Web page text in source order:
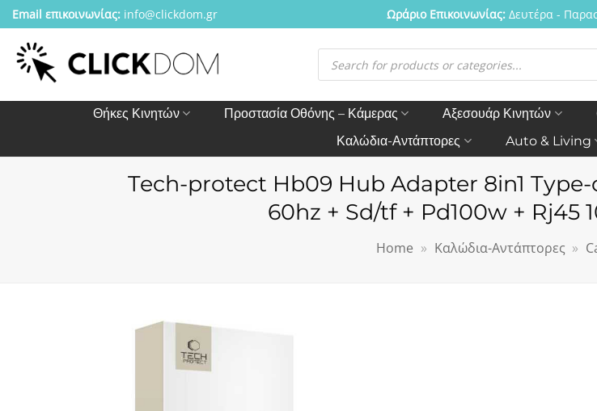
Μετάβαση
στο
περιεχόμενο
Email επικοινωνίας: info@clickdom.gr Ωράριο Eπικοινωνίας:Δευτέρα -
Αναζήτηση
προϊόντων
Θήκες Κινητών Προστασία Οθόνης – Κάμερας Αξεσουάρ Κινητών
Καλώδια-Αντάπτορες
Auto & Living
Tech-protect Hb09 Hub Adapter 8in1
60hz + Sd/tf + Pd100w + Rj45
Home » Καλώδια-Αντάπτορες »